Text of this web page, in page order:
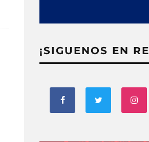
¡SIGUENOS EN